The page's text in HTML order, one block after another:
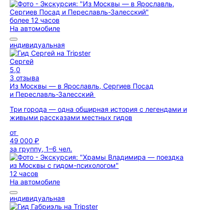
более 12 часов
На автомобиле
индивидуальная
Сергей
5,0
3 отзыва
Из Москвы — в Ярославль, Сергиев Посад
и Переславль-Залесский
Три города — одна обширная история с легендами и
живыми рассказами местных гидов
от
49 000 ₽
за группу, 1–6 чел.
12 часов
На автомобиле
индивидуальная